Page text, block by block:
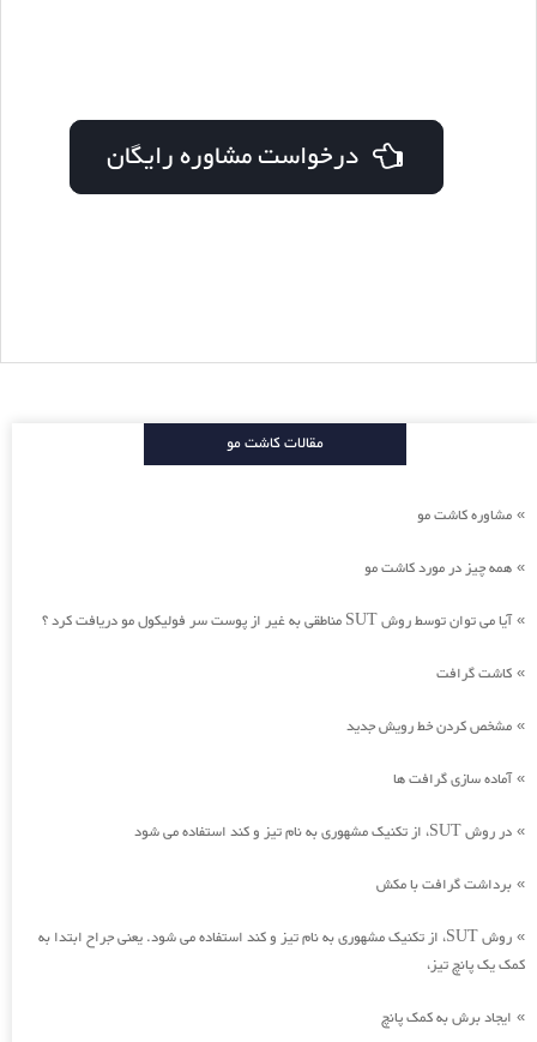
درخواست مشاوره رایگان
مقالات کاشت مو
» مشاوره کاشت مو
» همه چیز در مورد کاشت مو
»آیا می توان توسط روش SUT مناطقی به غیر از پوست سر فولیکول مو دریافت کرد ؟
» کاشت گرافت
» مشخص کردن خط رویش جدید
»آماده سازی گرافت ها
» در روش SUT، از تکنیک مشهوری به نام تیز و کند استفاده می شود
» برداشت گرافت با مکش
»
روش SUT، از تکنیک مشهوری به نام تیز و کند استفاده می شود. یعنی جراح ابتدا به
کمک یک پانچ تیز،
» ایجاد برش به کمک پانچ